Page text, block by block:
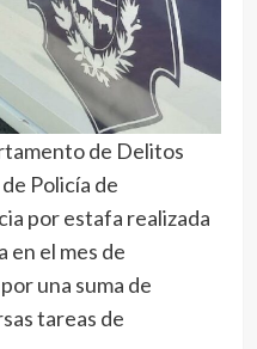
de Delitos
Policía de
por estafa realizada
en el mes de
una suma de
tareas de